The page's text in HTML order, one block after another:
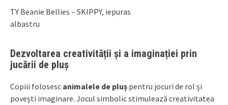
TY Beanie Bellies – SKIPPY, iepuras
albastru
Dezvoltarea creativității și a imaginației prin
jucării de pluș
Copiii folosesc animalele de pluș pentru jocuri de rol și
povești imaginare. Jocul simbolic stimulează creativitatea